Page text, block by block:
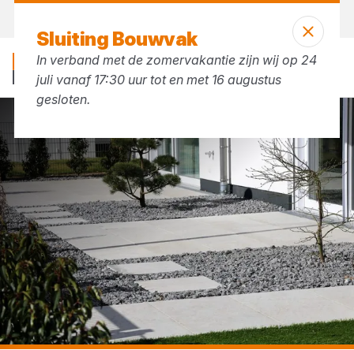
Sluiting Bouwvak
In verband met de zomervakantie zijn wij op 24
juli vanaf 17:30 uur tot en met 16 augustus
gesloten.